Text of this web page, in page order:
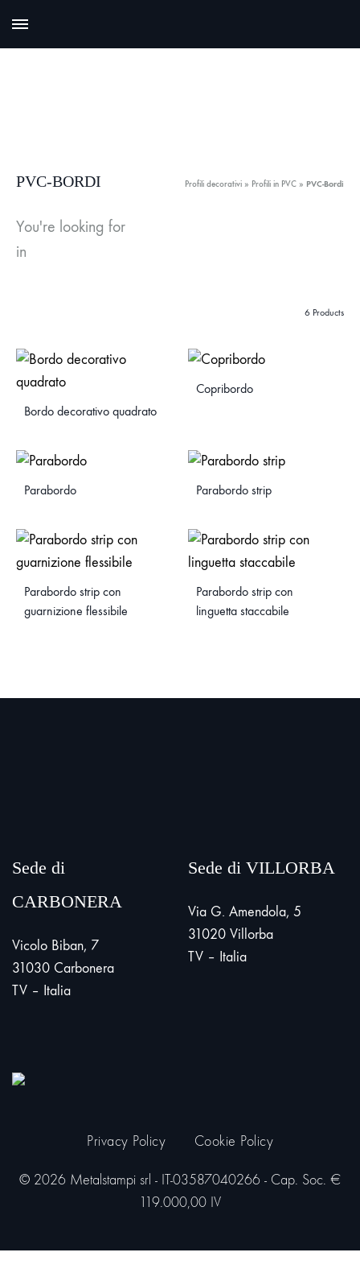
PVC-BORDI Profili decorativi » Profili in PVC » PVC-Bordi
You're looking for
in
6 Products
Bordo decorativo quadrato
Copribordo
Parabordo Parabordo strip
Parabordo strip con
guarnizione flessibile
Parabordo strip con
linguetta staccabile
Sede di
CARBONERA
Vicolo Biban, 7
31030 Carbonera
TV – Italia
Sede di VILLORBA
Via G. Amendola, 5
31020 Villorba
TV – Italia
© 2026 Metalstampi srl - IT-03587040266 - Cap. Soc. €
119.000,00 IV
Privacy Policy Cookie Policy